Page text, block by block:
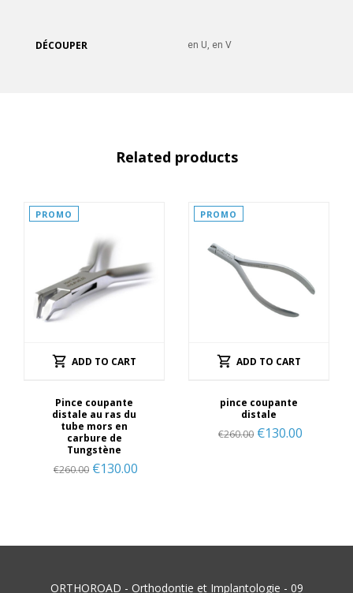
DÉCOUPER en U, en V
Related products
ADD TO CART
Pince coupante
distale au ras du
tube mors en
carbure de
Tungstène
PROMO
€260.00 €130.00
ADD TO CART
pince coupante
distale
PROMO
€260.00 €130.00
ORTHOROAD - Orthodontie et Implantologie - 09